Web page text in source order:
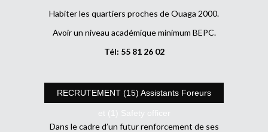
Habiter les quartiers proches de Ouaga 2000.
Avoir un niveau académique minimum BEPC.
Tél: 55 81 26 02
RECRUTEMENT (15) Assistants Foreurs
et (1) Safety officer
Dans le cadre d’un futur renforcement de ses